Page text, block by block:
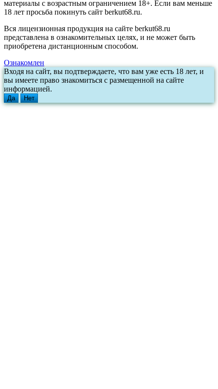
материалы с возрастным ограничением 18+. Если вам меньше
18 лет просьба покинуть сайт berkut68.ru.
Вся лицензионная продукция на сайте berkut68.ru
представлена в ознакомительных целях, и не может быть
приобретена дистанционным способом.
Ознакомлен
Входя на сайт, вы подтверждаете, что вам уже есть 18 лет, и
вы имеете право знакомиться с размещенной на сайте
информацией.